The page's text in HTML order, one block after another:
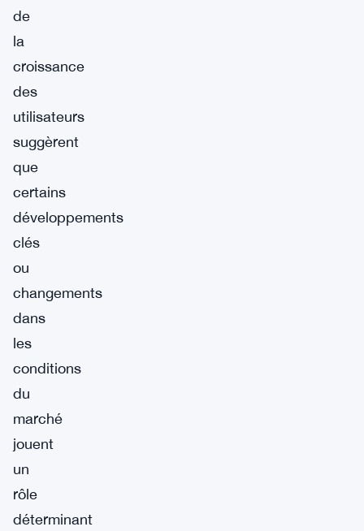
de
la
croissance
des
utilisateurs
suggèrent
que
certains
développements
clés
ou
changements
dans
les
conditions
du
marché
jouent
un
rôle
déterminant